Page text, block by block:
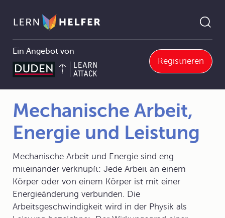
Ein Angebot von
Registrieren
Pfadnavigation
2.4.4 Der Wirkungsgrad Mechanische Arbeit, Energie und Leistung
Mechanische Arbeit,
Energie und Leistung
Mechanische Arbeit und Energie sind eng
miteinander verknüpft: Jede Arbeit an einem
Körper oder von einem Körper ist mit einer
Energieänderung verbunden. Die
Arbeitsgeschwindigkeit wird in der Physik als